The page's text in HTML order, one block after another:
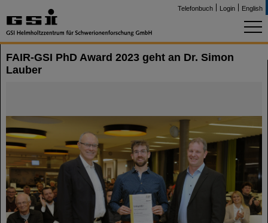
Telefonbuch Login English
FAIR-GSI PhD Award 2023 geht an Dr. Simon
Lauber